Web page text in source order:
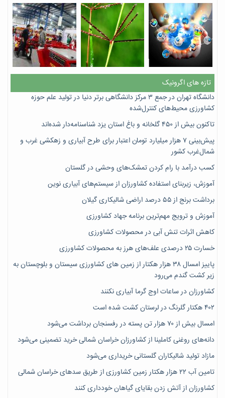
تازه های اگرونیک
دانشگاه تهران در جمع ۳ مرکز دانشگاهی برتر دنیا در تولید علم حوزه
کشاورزی محیط‌های کنترل‌شده
تاکنون بیش از ۴۵۰ گلخانه و باغ استان یزد شناسنامه‌دار شده‌اند
پیش‌بینی ۷‌ هزار میلیارد تومان اعتبار برای طرح آبیاری و زهکشی غرب و
شمال‌غرب کشور
کسب درآمد با رام کردن تمشک‌های وحشی در گلستان
آموزش، زیربنای استفاده کشاورزان از سیستم‌های آبیاری نوین
برداشت برنج از ۵۵ درصد اراضی شالیکاری گیلان
آموزش و ترویج مهم‌ترین برنامه جهاد کشاورزی
کاهش اثرات تنش آبی در محصولات کشاورزی
خسارت ۲۵ درصدی علف‌های هرز به محصولات کشاورزی
پاییز امسال ۳۸ هزار هکتار از زمین های کشاورزی سیستان و بلوچستان به
زیر کشت گندم می‌رود
کشاورزان در ساعات اوج گرما آبیاری نکنند
۴۰۲ هکتار گلرنگ در لرستان کشت شده است
امسال بیش از ۷۰ هزار تن پسته در رفسنجان برداشت می‌شود
دانه‌های روغنی کاملینا از کشاورزان خراسان شمالی خرید تضمینی می‌شود
مازاد تولید شالیکاران گلستانی خریداری می‌شود
تامین آب ۲۲ هزار هکتار زمین کشاورزی از طریق سدهای خراسان شمالی
کشاورزان از آتش زدن بقایای گیاهان خودداری کنند